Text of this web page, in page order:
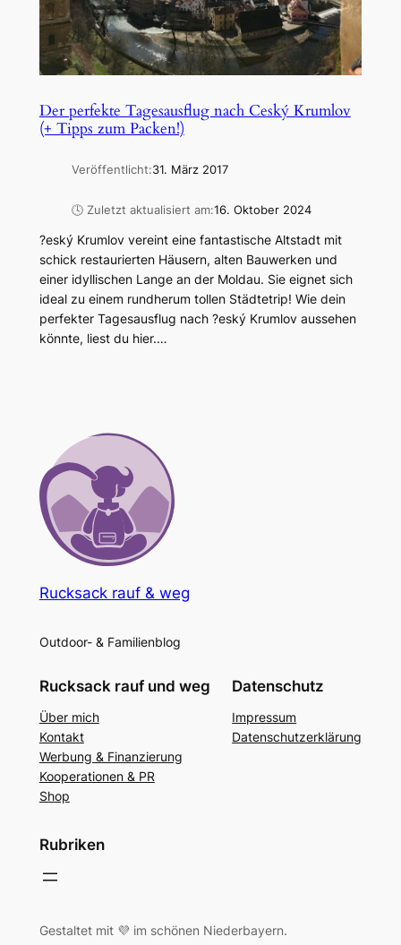
Der perfekte Tagesausflug nach Ceský Krumlov
(+ Tipps zum Packen!)
Veröffentlicht:31. März 2017
🕓 Zuletzt aktualisiert am:16. Oktober 2024
?eský Krumlov vereint eine fantastische Altstadt mit
schick restaurierten Häusern, alten Bauwerken und
einer idyllischen Lange an der Moldau. Sie eignet sich
ideal zu einem rundherum tollen Städtetrip! Wie dein
perfekter Tagesausflug nach ?eský Krumlov aussehen
könnte, liest du hier.…
Rucksack rauf & weg
Outdoor- & Familienblog
Rucksack rauf und weg
Über mich
Kontakt
Werbung & Finanzierung
Kooperationen & PR
Shop
Datenschutz
Impressum
Datenschutzerklärung
Rubriken
Gestaltet mit 💜 im schönen Niederbayern.